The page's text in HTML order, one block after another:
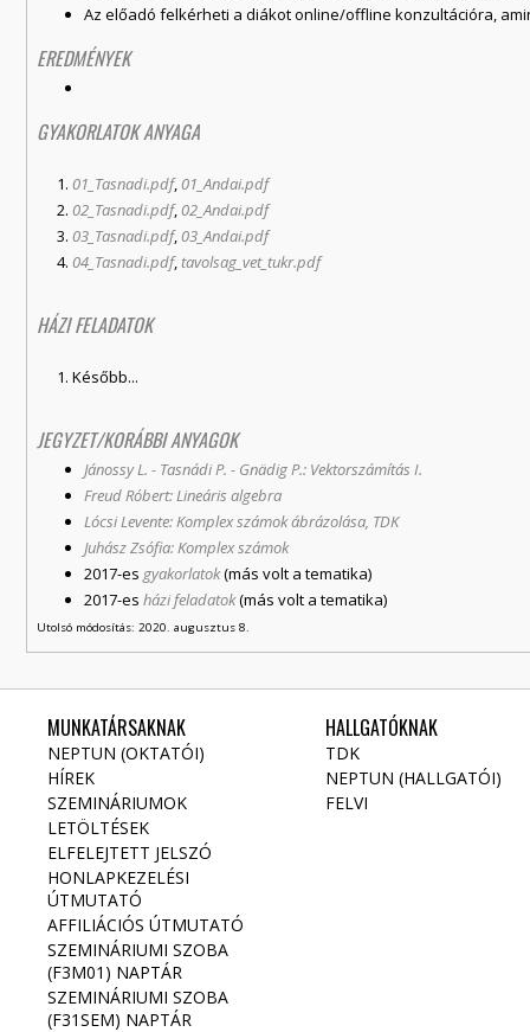
Az előadó felkérheti a diákot online/offline konzultációra,
EREDMÉNYEK
GYAKORLATOK ANYAGA
01_Tasnadi.pdf,01_Andai.pdf
02_Tasnadi.pdf,02_Andai.pdf
03_Tasnadi.pdf,03_Andai.pdf
04_Tasnadi.pdf,tavolsag_vet_tukr.pdf
HÁZI FELADATOK
Később...
JEGYZET/KORÁBBI ANYAGOK
Jánossy L. - Tasnádi P. - Gnädig P.: Vektorszámítás I.
Freud Róbert: Lineáris algebra
Lócsi Levente: Komplex számok ábrázolása, TDK
Juhász Zsófia: Komplex számok
2017-es gyakorlatok(más volt a tematika)
2017-esházi feladatok(más volt a tematika)
Utolsó módosítás: 2020. augusztus 8.
MUNKATÁRSAKNAK
NEPTUN (OKTATÓI)
HÍREK
SZEMINÁRIUMOK
LETÖLTÉSEK
ELFELEJTETT JELSZÓ
HONLAPKEZELÉSI
ÚTMUTATÓ
AFFILIÁCIÓS ÚTMUTATÓ
SZEMINÁRIUMI SZOBA
(F3M01) NAPTÁR
SZEMINÁRIUMI SZOBA
(F31SEM) NAPTÁR
HALLGATÓKNAK
TDK
NEPTUN (HALLGATÓI)
FELVI